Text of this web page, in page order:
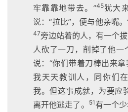
牢靠靠地带去。”45犹大
说：“拉比”，便与他亲嘴。
47旁边站着的人，有一个
人砍了一刀，削掉了他一
说：“你们带着刀棒出来拿
我天天教训人，同你们
我。但这事成就，为要应
离开他逃走了。
51 有一个